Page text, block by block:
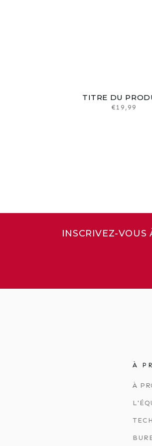
TITRE DU
Prix
€19,99
INSCRIVEZ-VOUS
À
À